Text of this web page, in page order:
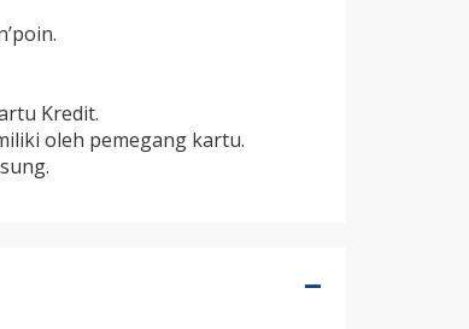
Kredit.
oleh pemegang kartu.